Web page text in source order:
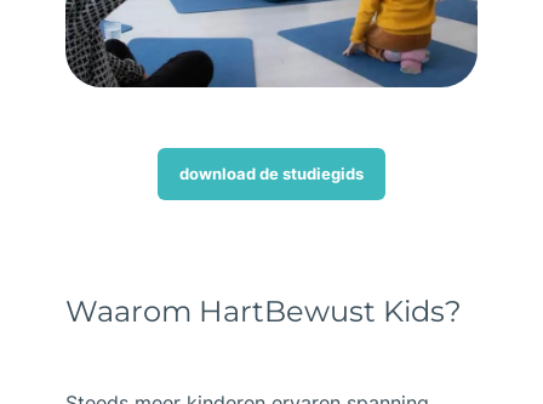
download de studiegids
Waarom HartBewust Kids?